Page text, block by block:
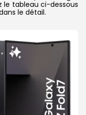
le tableau ci-dessous
le détail.